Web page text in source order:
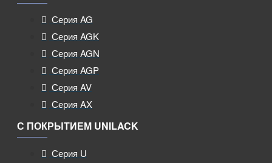
Серия AG
Серия AGK
Серия AGN
Серия AGP
Серия AV
Серия AX
С ПОКРЫТИЕМ UNILACK
Серия U